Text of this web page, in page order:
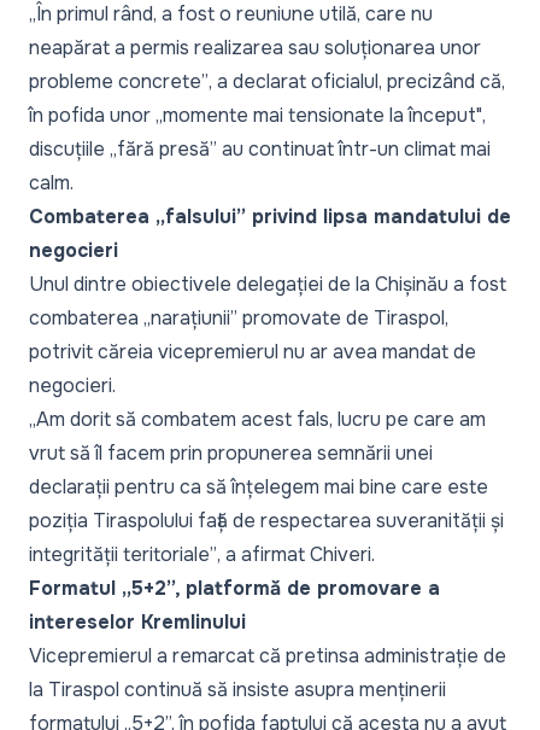
„În primul rând, a fost o reuniune utilă, care nu
neapărat a permis realizarea sau soluționarea unor
probleme concrete”, a declarat oficialul, precizând că,
în pofida unor „momente mai tensionate la început",
discuțiile „fără presă” au continuat într-un climat mai
calm.
Combaterea „falsului” privind lipsa mandatului de
negocieri
Unul dintre obiectivele delegației de la Chișinău a fost
combaterea „narațiunii” promovate de Tiraspol,
potrivit căreia vicepremierul nu ar avea mandat de
negocieri.
„Am dorit să combatem acest fals, lucru pe care am
vrut să îl facem prin propunerea semnării unei
declarații pentru ca să înțelegem mai bine care este
poziția Tiraspolului față de respectarea suveranității și
integrității teritoriale”, a afirmat Chiveri.
Formatul „5+2”, platformă de promovare a
intereselor Kremlinului
Vicepremierul a remarcat că pretinsa administrație de
la Tiraspol continuă să insiste asupra menținerii
formatului „5+2”, în pofida faptului că acesta nu a avut